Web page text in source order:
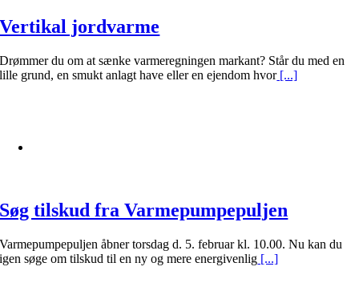
Vertikal jordvarme
Drømmer du om at sænke varmeregningen markant? Står du med en
lille grund, en smukt anlagt have eller en ejendom hvor[...]
Søg tilskud fra Varmepumpepuljen
Varmepumpepuljen åbner torsdag d. 5. februar kl. 10.00. Nu kan du
igen søge om tilskud til en ny og mere energivenlig [...]